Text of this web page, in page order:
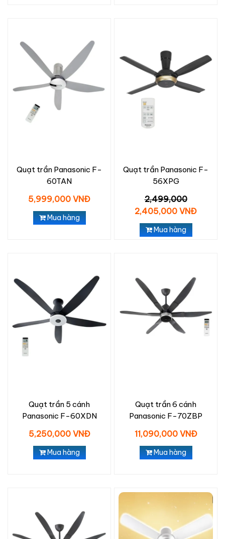
Quạt trần Panasonic F-
60TAN
5,999,000 VNĐ
Mua hàng
Quạt trần Panasonic F-
56XPG
2,499,000
2,405,000 VNĐ
Mua hàng
Quạt trần 5 cánh
Panasonic F-60XDN
5,250,000 VNĐ
Mua hàng
Quạt trần 6 cánh
Panasonic F-70ZBP
11,090,000 VNĐ
Mua hàng